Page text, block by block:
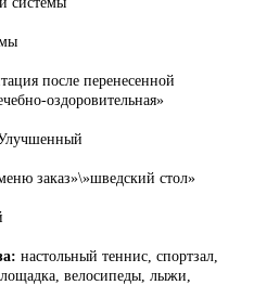
после перенесенной
оздоровительная»
заказ»\»шведский стол»
настольный теннис, спортзал,
велосипеды, лыжи,